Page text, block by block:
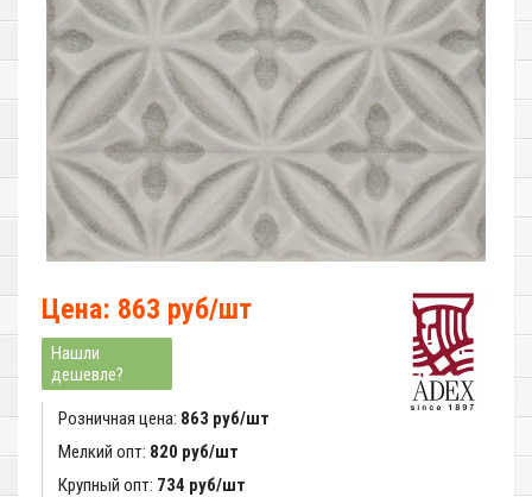
Цена: 863 руб/шт
Нашли
дешевле?
Розничная цена: 863 руб/шт
Мелкий опт: 820 руб/шт
Крупный опт: 734 руб/шт